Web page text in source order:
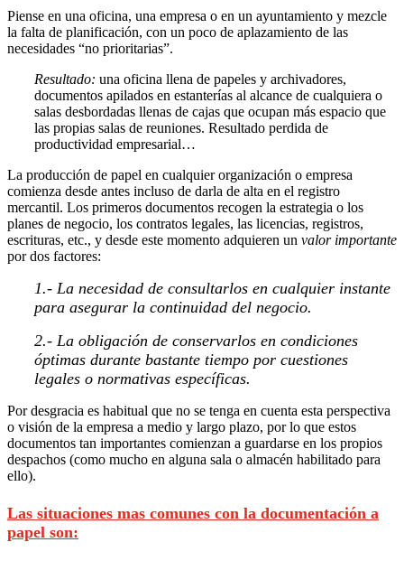
Piense en una oficina, una empresa o en un ayuntamiento y mezcle
la falta de planificación, con un poco de aplazamiento de las
necesidades “no prioritarias”.
Resultado: una oficina llena de papeles y archivadores,
documentos apilados en estanterías al alcance de cualquiera o
salas desbordadas llenas de cajas que ocupan más espacio que
las propias salas de reuniones. Resultado perdida de
productividad empresarial…
La producción de papel en cualquier organización o empresa
comienza desde antes incluso de darla de alta en el registro
mercantil. Los primeros documentos recogen la estrategia o los
planes de negocio, los contratos legales, las licencias, registros,
escrituras, etc., y desde este momento adquieren un valor importante
por dos factores:
1.- La necesidad de consultarlos en cualquier instante
para asegurar la continuidad del negocio.
2.- La obligación de conservarlos en condiciones
óptimas durante bastante tiempo por cuestiones
legales o normativas específicas.
Por desgracia es habitual que no se tenga en cuenta esta perspectiva
o visión de la empresa a medio y largo plazo, por lo que estos
documentos tan importantes comienzan a guardarse en los propios
despachos (como mucho en alguna sala o almacén habilitado para
ello).
Las situaciones mas comunes con la documentación a
papel son: